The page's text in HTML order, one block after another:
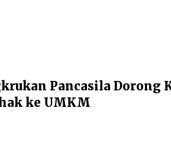
Pancasila Dorong
ke UMKM